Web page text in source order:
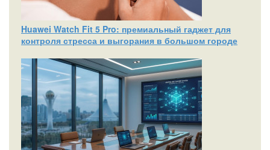
Huawei Watch Fit 5 Pro: премиальный гаджет для
контроля стресса и выгорания в большом городе